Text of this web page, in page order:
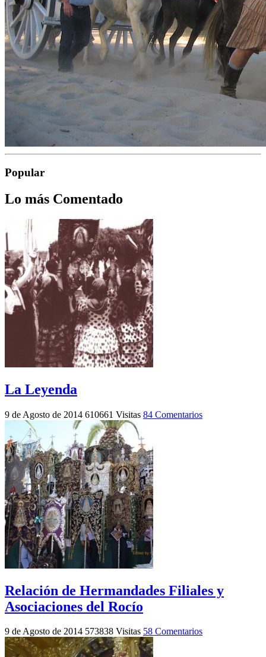
Popular
Lo más Comentado
La Leyenda
9 de Agosto de 2014 610661 Visitas 84 Comentarios
Relación de Hermandades Filiales y
Asociaciones del Rocío
9 de Agosto de 2014 573838 Visitas 58 Comentarios